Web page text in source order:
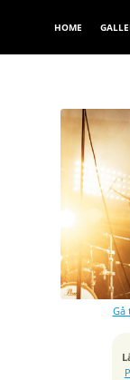
HOME
Gå